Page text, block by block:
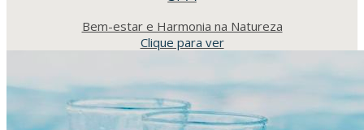
Bem-estar e Harmonia na Natureza
Clique para ver